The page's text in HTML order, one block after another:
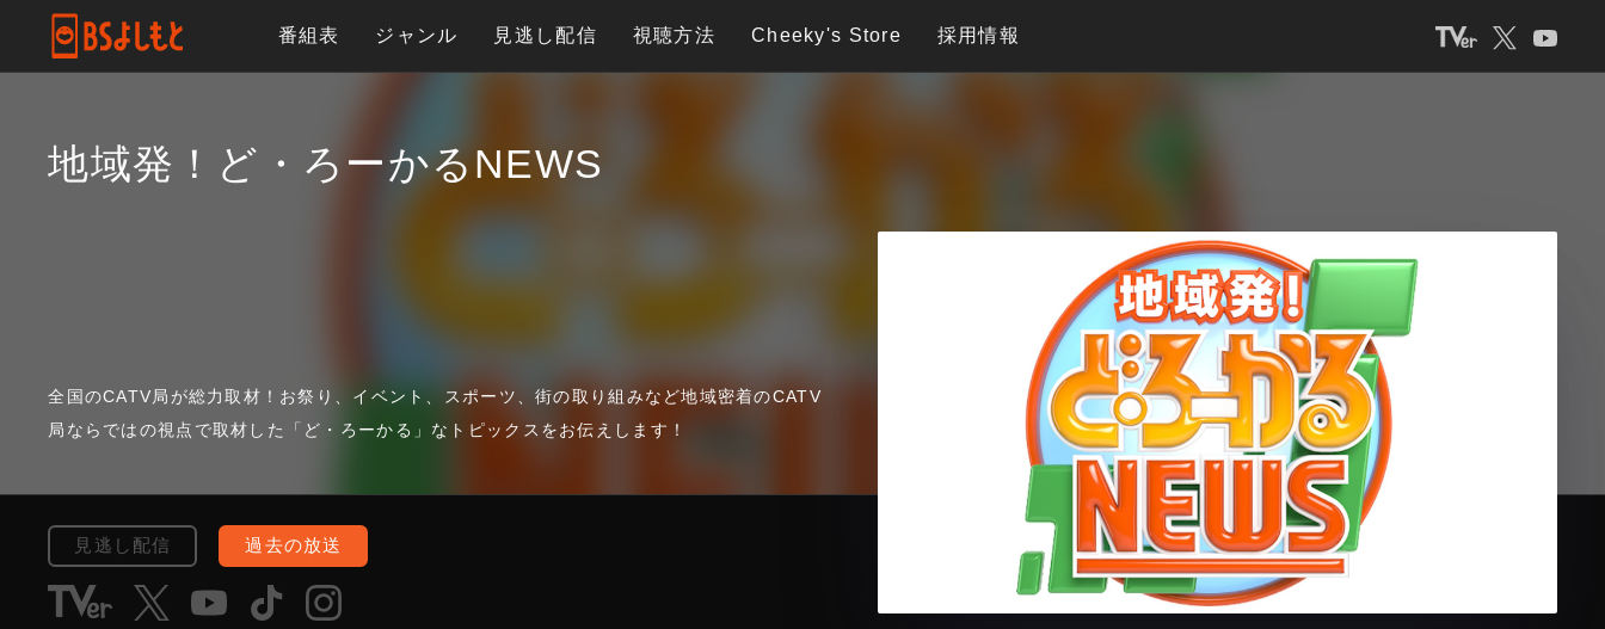
番組表 ジャンル 見逃し配信 視聴方法 Cheeky's Store 採用情報
地域発！ど・ろーかるNEWS
全国のCATV局が総力取材！お祭り、イベント、スポーツ、街の取り組みなど地域密着のCATV
局ならではの視点で取材した「ど・ろーかる」なトピックスをお伝えします！
見逃し配信 過去の放送